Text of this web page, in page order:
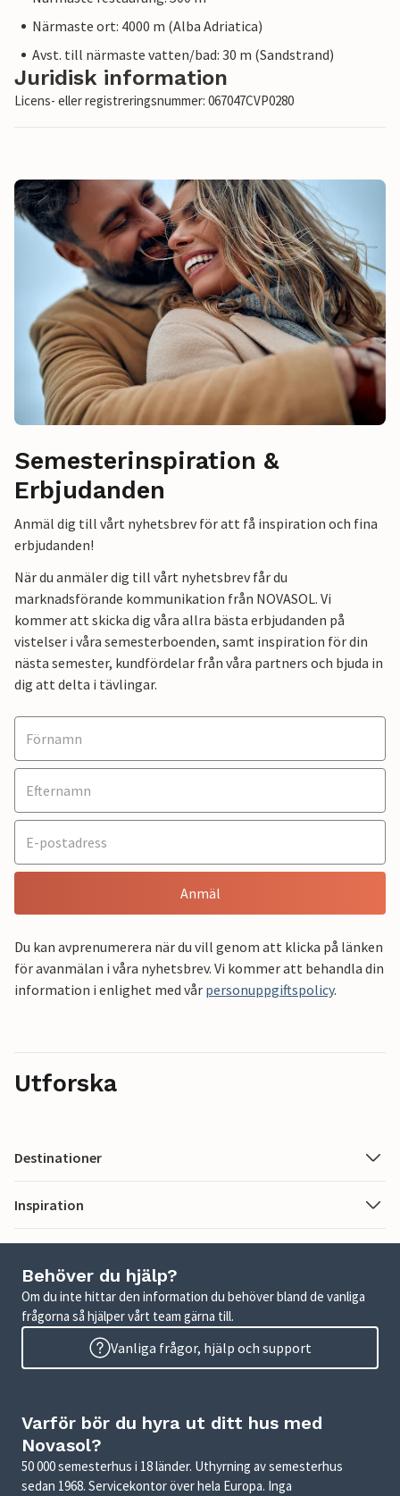
Närmaste ort: 4000 m (Alba Adriatica)
Avst. till närmaste vatten/bad: 30 m (Sandstrand)
Juridisk information
Licens- eller registreringsnummer: 067047CVP0280
Semesterinspiration &
Erbjudanden
Anmäl dig till vårt nyhetsbrev för att få inspiration och fina
erbjudanden!
När du anmäler dig till vårt nyhetsbrev får du
marknadsförande kommunikation från NOVASOL. Vi
kommer att skicka dig våra allra bästa erbjudanden på
vistelser i våra semesterboenden, samt inspiration för din
nästa semester, kundfördelar från våra partners och bjuda in
dig att delta i tävlingar.
Anmäl
Du kan avprenumerera när du vill genom att klicka på länken
för avanmälan i våra nyhetsbrev. Vi kommer att behandla din
information i enlighet med vår personuppgiftspolicy.
Utforska
Destinationer
Inspiration
Behöver du hjälp?
Om du inte hittar den information du behöver bland de vanliga
frågorna så hjälper vårt team gärna till.
Vanliga frågor, hjälp och support
Varför bör du hyra ut ditt hus med
Novasol?
50 000 semesterhus i 18 länder. Uthyrning av semesterhus
sedan 1968. Servicekontor över hela Europa. Inga